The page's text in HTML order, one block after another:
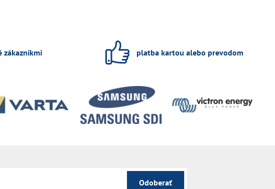
zákazníkmi platba kartou alebo prevodom
Odoberať